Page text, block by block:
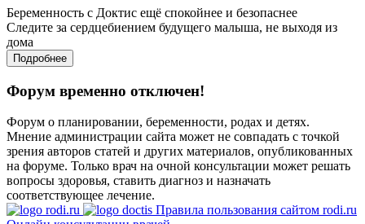
Беременность с Доктис ещё спокойнее и безопаснее
Следите за сердцебиением будущего малыша, не выходя из
дома
Подробнее
Форум временно отключен!
Форум о планировании, беременности, родах и детях.
Мнение администрации сайта может не совпадать с точкой
зрения авторов статей и других материалов, опубликованных
на форуме. Только врач на очной консультации может решать
вопросы здоровья, ставить диагноз и назначать
соответствующее лечение.
Правила пользования сайтом rodi.ru